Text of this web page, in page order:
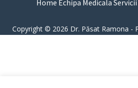
Home Echipa Medicala Servicii
Copyright © 2026 Dr. Păsat Ramona -